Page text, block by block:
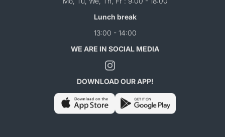
Lunch break
13:00 - 14:00
WE ARE IN SOCIAL MEDIA
DOWNLOAD OUR APP!